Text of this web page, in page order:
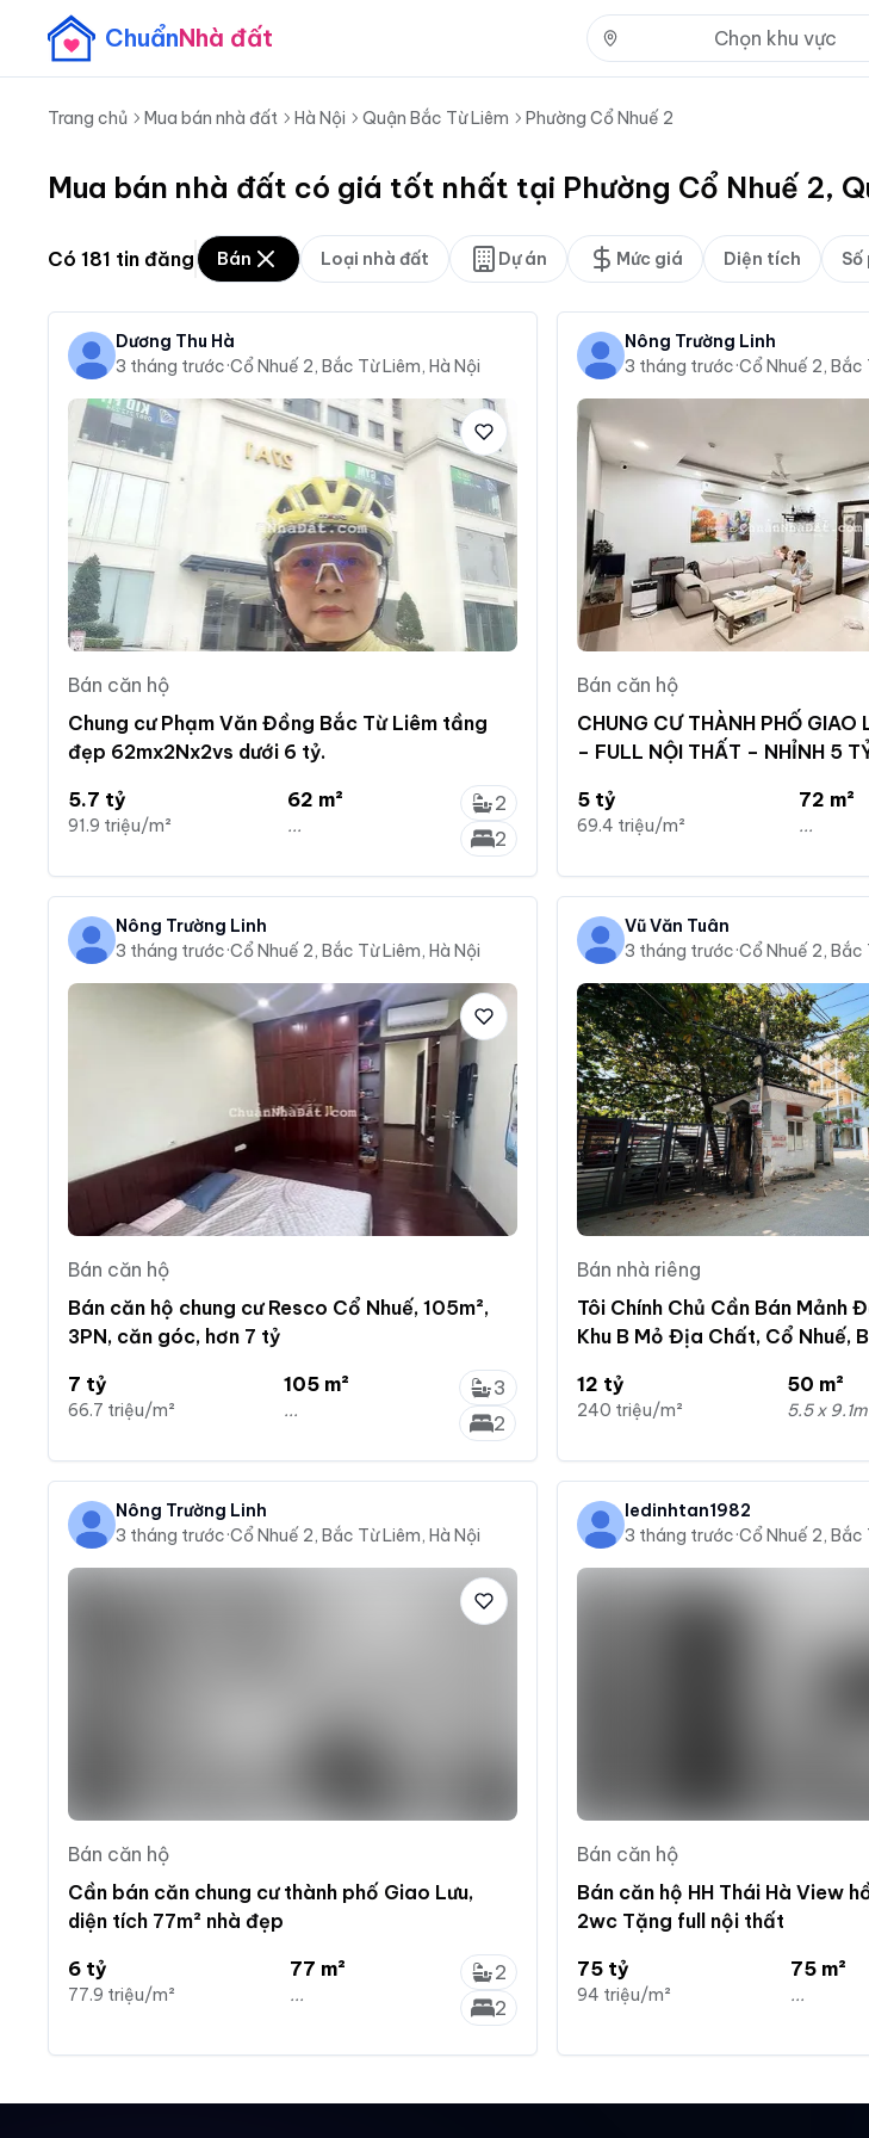
ChuẩnNhà đất Chọn khu vực
Trang chủ Mua bán nhà đất Hà Nội Quận Bắc Từ Liêm Phường Cổ Nhuế 2
Mua bán nhà đất có giá tốt nhất tại Phường Cổ Nhuế 2,
Có 181 tin đăng Bán Loại nhà đất Dự án Mức giá Diện tích
Dương Thu Hà
3 tháng trước·Cổ Nhuế 2, Bắc Từ Liêm, Hà Nội
Bán căn hộ
Chung cư Phạm Văn Đồng Bắc Từ Liêm tầng
đẹp 62mx2Nx2vs dưới 6 tỷ.
5.7 tỷ
91.9 triệu/m²
62 m²
...
2
2
Nông Trường Linh
3 tháng trước·Cổ Nhuế 2, Bắc
Bán căn hộ
CHUNG CƯ THÀNH PHỐ GIAO
– FULL NỘI THẤT – NHỈNH 5
5 tỷ
69.4 triệu/m²
72 m²
...
Nông Trường Linh
3 tháng trước·Cổ Nhuế 2, Bắc Từ Liêm, Hà Nội
Bán căn hộ
Bán căn hộ chung cư Resco Cổ Nhuế, 105m²,
3PN, căn góc, hơn 7 tỷ
7 tỷ
66.7 triệu/m²
105 m²
...
3
2
Vũ Văn Tuân
3 tháng trước·Cổ Nhuế 2, Bắc
Bán nhà riêng
Tôi Chính Chủ Cần Bán Mảnh
Khu B Mỏ Địa Chất, Cổ Nhuế,
12 tỷ
240 triệu/m²
50 m²
5.5 x 9.1m
Nông Trường Linh
3 tháng trước·Cổ Nhuế 2, Bắc Từ Liêm, Hà Nội
Bán căn hộ
Cần bán căn chung cư thành phố Giao Lưu,
diện tích 77m² nhà đẹp
6 tỷ
77.9 triệu/m²
77 m²
...
2
2
ledinhtan1982
3 tháng trước·Cổ Nhuế 2, Bắc
Bán căn hộ
Bán căn hộ HH Thái Hà View hồ 75m² 2
2wc Tặng full nội thất
75 tỷ
94 triệu/m²
75 m²
...